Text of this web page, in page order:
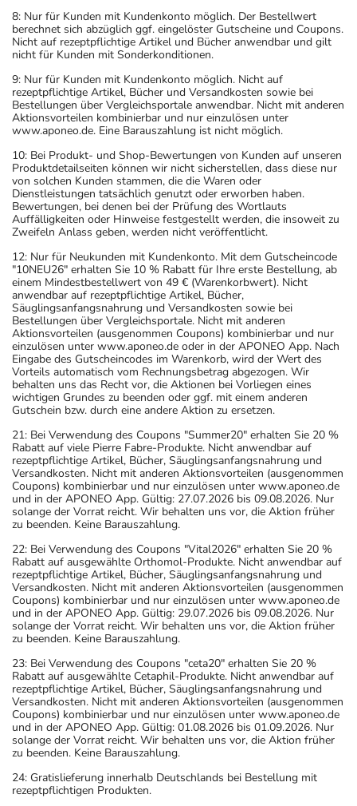
8: Nur für Kunden mit Kundenkonto möglich. Der Bestellwert
berechnet sich abzüglich ggf. eingelöster Gutscheine und Coupons.
Nicht auf rezeptpflichtige Artikel und Bücher anwendbar und gilt
nicht für Kunden mit Sonderkonditionen.
9: Nur für Kunden mit Kundenkonto möglich. Nicht auf
rezeptpflichtige Artikel, Bücher und Versandkosten sowie bei
Bestellungen über Vergleichsportale anwendbar. Nicht mit anderen
Aktionsvorteilen kombinierbar und nur einzulösen unter
www.aponeo.de. Eine Barauszahlung ist nicht möglich.
10: Bei Produkt- und Shop-Bewertungen von Kunden auf unseren
Produktdetailseiten können wir nicht sicherstellen, dass diese nur
von solchen Kunden stammen, die die Waren oder
Dienstleistungen tatsächlich genutzt oder erworben haben.
Bewertungen, bei denen bei der Prüfung des Wortlauts
Auffälligkeiten oder Hinweise festgestellt werden, die insoweit zu
Zweifeln Anlass geben, werden nicht veröffentlicht.
12: Nur für Neukunden mit Kundenkonto. Mit dem Gutscheincode
"10NEU26" erhalten Sie 10 % Rabatt für Ihre erste Bestellung, ab
einem Mindestbestellwert von 49 € (Warenkorbwert). Nicht
anwendbar auf rezeptpflichtige Artikel, Bücher,
Säuglingsanfangsnahrung und Versandkosten sowie bei
Bestellungen über Vergleichsportale. Nicht mit anderen
Aktionsvorteilen (ausgenommen Coupons) kombinierbar und nur
einzulösen unter www.aponeo.de oder in der APONEO App. Nach
Eingabe des Gutscheincodes im Warenkorb, wird der Wert des
Vorteils automatisch vom Rechnungsbetrag abgezogen. Wir
behalten uns das Recht vor, die Aktionen bei Vorliegen eines
wichtigen Grundes zu beenden oder ggf. mit einem anderen
Gutschein bzw. durch eine andere Aktion zu ersetzen.
21: Bei Verwendung des Coupons "Summer20" erhalten Sie 20 %
Rabatt auf viele Pierre Fabre-Produkte. Nicht anwendbar auf
rezeptpflichtige Artikel, Bücher, Säuglingsanfangsnahrung und
Versandkosten. Nicht mit anderen Aktionsvorteilen (ausgenommen
Coupons) kombinierbar und nur einzulösen unter www.aponeo.de
und in der APONEO App. Gültig: 27.07.2026 bis 09.08.2026. Nur
solange der Vorrat reicht. Wir behalten uns vor, die Aktion früher
zu beenden. Keine Barauszahlung.
22: Bei Verwendung des Coupons "Vital2026" erhalten Sie 20 %
Rabatt auf ausgewählte Orthomol-Produkte. Nicht anwendbar auf
rezeptpflichtige Artikel, Bücher, Säuglingsanfangsnahrung und
Versandkosten. Nicht mit anderen Aktionsvorteilen (ausgenommen
Coupons) kombinierbar und nur einzulösen unter www.aponeo.de
und in der APONEO App. Gültig: 29.07.2026 bis 09.08.2026. Nur
solange der Vorrat reicht. Wir behalten uns vor, die Aktion früher
zu beenden. Keine Barauszahlung.
23: Bei Verwendung des Coupons "ceta20" erhalten Sie 20 %
Rabatt auf ausgewählte Cetaphil-Produkte. Nicht anwendbar auf
rezeptpflichtige Artikel, Bücher, Säuglingsanfangsnahrung und
Versandkosten. Nicht mit anderen Aktionsvorteilen (ausgenommen
Coupons) kombinierbar und nur einzulösen unter www.aponeo.de
und in der APONEO App. Gültig: 01.08.2026 bis 01.09.2026. Nur
solange der Vorrat reicht. Wir behalten uns vor, die Aktion früher
zu beenden. Keine Barauszahlung.
24: Gratislieferung innerhalb Deutschlands bei Bestellung mit
rezeptpflichtigen Produkten.